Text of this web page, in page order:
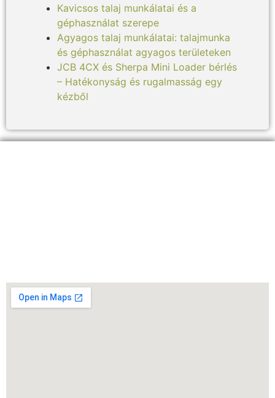
Kavicsos talaj munkálatai és a
géphasználat szerepe
Agyagos talaj munkálatai: talajmunka
és géphasználat agyagos területeken
JCB 4CX és Sherpa Mini Loader bérlés
– Hatékonyság és rugalmasság egy
kézből